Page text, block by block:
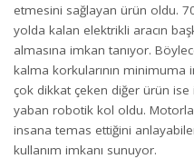
etmesini sağlayan ürün oldu.
yolda kalan elektrikli aracın
almasına imkan tanıyor.
kalma korkularının
çok dikkat çeken diğer ürün
yaban robotik kol oldu.
insana temas ettiğini
kullanım imkanı sunuyor.